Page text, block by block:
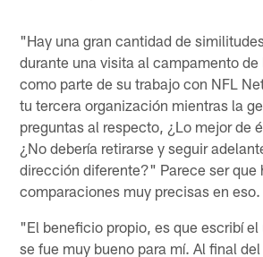
"Hay una gran cantidad de
durante una visita al campamento
como parte de su trabajo con NFL
tu tercera organización mientras la
preguntas al respecto, ¿Lo mejor de
¿No debería retirarse y seguir
dirección diferente?" Parece ser que
comparaciones muy precisas en eso.
"El beneficio propio, es que escribí
se fue muy bueno para mí. Al final